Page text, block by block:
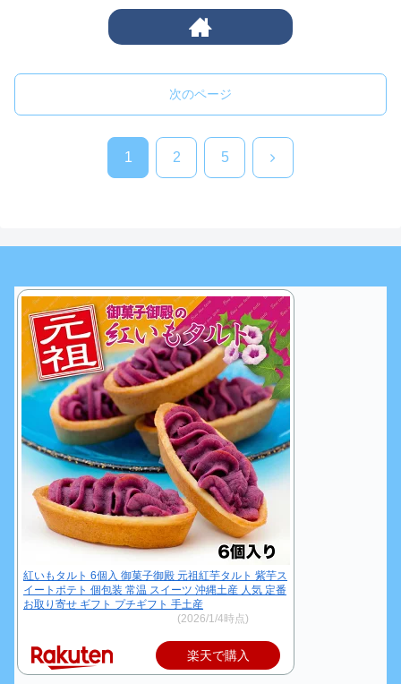
次のページ
1 2 5 次
紅いもタルト 6個入 御菓子御殿 元祖紅芋タルト 紫芋ス
イートポテト 個包装 常温 スイーツ 沖縄土産 人気 定番
お取り寄せ ギフト プチギフト 手土産
(2026/1/4時点)
楽天で購入